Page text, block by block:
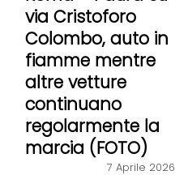
via Cristoforo
Colombo, auto in
fiamme mentre
altre vetture
continuano
regolarmente la
marcia (FOTO)
7 Aprile 2026